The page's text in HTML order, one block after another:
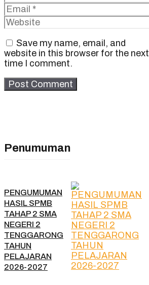
Email
Website
Save my name, email, and
website in this browser for the next
time I comment.
Penumuman
PENGUMUMAN
HASIL SPMB
TAHAP 2 SMA
NEGERI 2
TENGGARONG
TAHUN
PELAJARAN
2026-2027